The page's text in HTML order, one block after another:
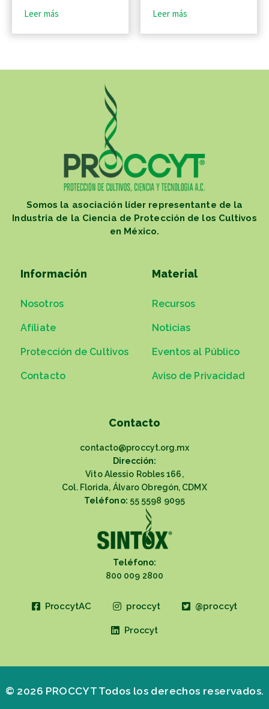
Leer más
Leer más
Somos la asociación líder representante de la
Industria de la Ciencia de Protección de los Cultivos
en México.
Información
Nosotros
Afíliate
Protección de Cultivos
Contacto
Material
Recursos
Noticias
Eventos al Público
Aviso de Privacidad
Contacto
contacto@proccyt.org.mx
Dirección:
Vito Alessio Robles 166,
Col. Florida, Álvaro Obregón, CDMX
Teléfono: 55 5598 9095
Teléfono:
800 009 2800
ProccytAC proccyt @proccyt
Proccyt
© 2026 PROCCYT Todos los derechos reservados.